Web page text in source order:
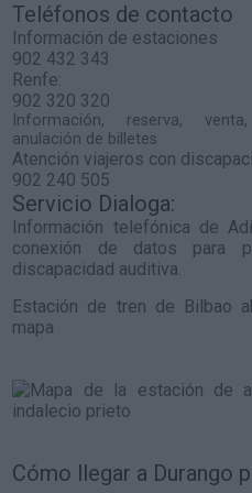
Teléfonos de contacto
Información de estaciones
902 432 343
Renfe:
902 320 320
Información, reserva,
anulación de billetes
Atención viajeros con
902 240 505
Servicio Dialoga:
Información telefónica de
conexión de datos para
discapacidad auditiva.
Estación de tren de Bilbao
mapa
Cómo llegar a Durango